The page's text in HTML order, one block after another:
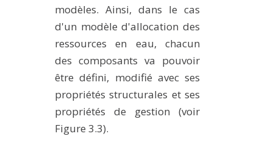
modèles. Ainsi, dans le cas
d'un modèle d'allocation des
ressources en eau, chacun
des composants va pouvoir
être défini, modifié avec ses
propriétés structurales et ses
propriétés de gestion (voir
Figure 3.3).